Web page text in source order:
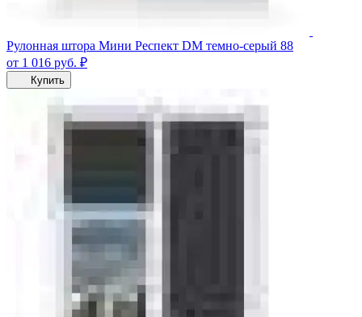
Рулонная штора Мини Респект DM темно-серый 88
от 1 016 руб. ₽
Купить